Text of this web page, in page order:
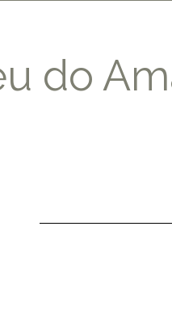
do